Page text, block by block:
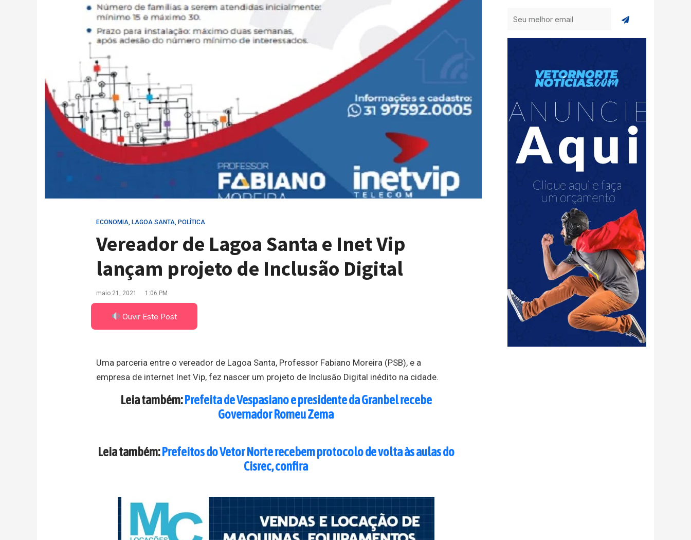
ECONOMIA, LAGOA SANTA, POLÍTICA
Vereador de Lagoa Santa e Inet Vip
lançam projeto de Inclusão Digital
maio 21, 2021 1:06 PM
Ouvir Este Post
Uma parceria entre o vereador de Lagoa Santa, Professor Fabiano Moreira (PSB), e a
empresa de internet Inet Vip, fez nascer um projeto de Inclusão Digital inédito na cidade.
Leia também:Prefeita de Vespasiano e presidente da Granbel recebe
Governador Romeu Zema
Leia também:Prefeitos do Vetor Norte recebem protocolo de volta às aulas do
Cisrec, confira